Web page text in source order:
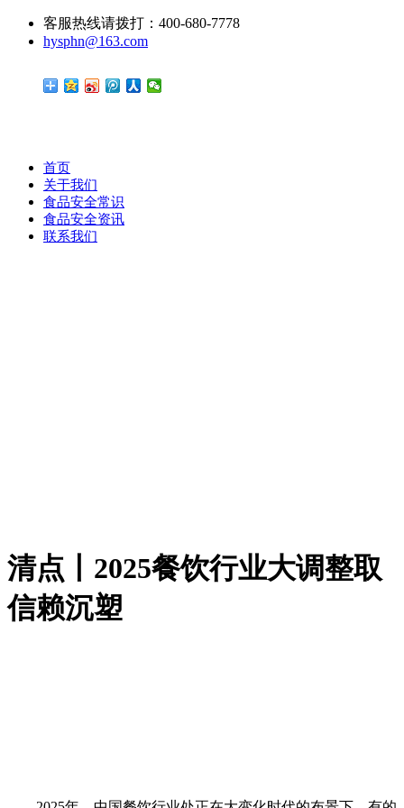
客服热线请拨打：400-680-7778
hysphn@163.com
首页
关于我们
食品安全常识
食品安全资讯
联系我们
清点丨2025餐饮行业大调整取
信赖沉塑